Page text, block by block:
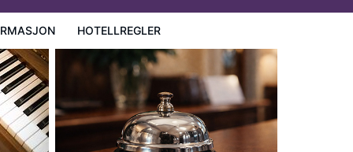
HOTELLREGLER